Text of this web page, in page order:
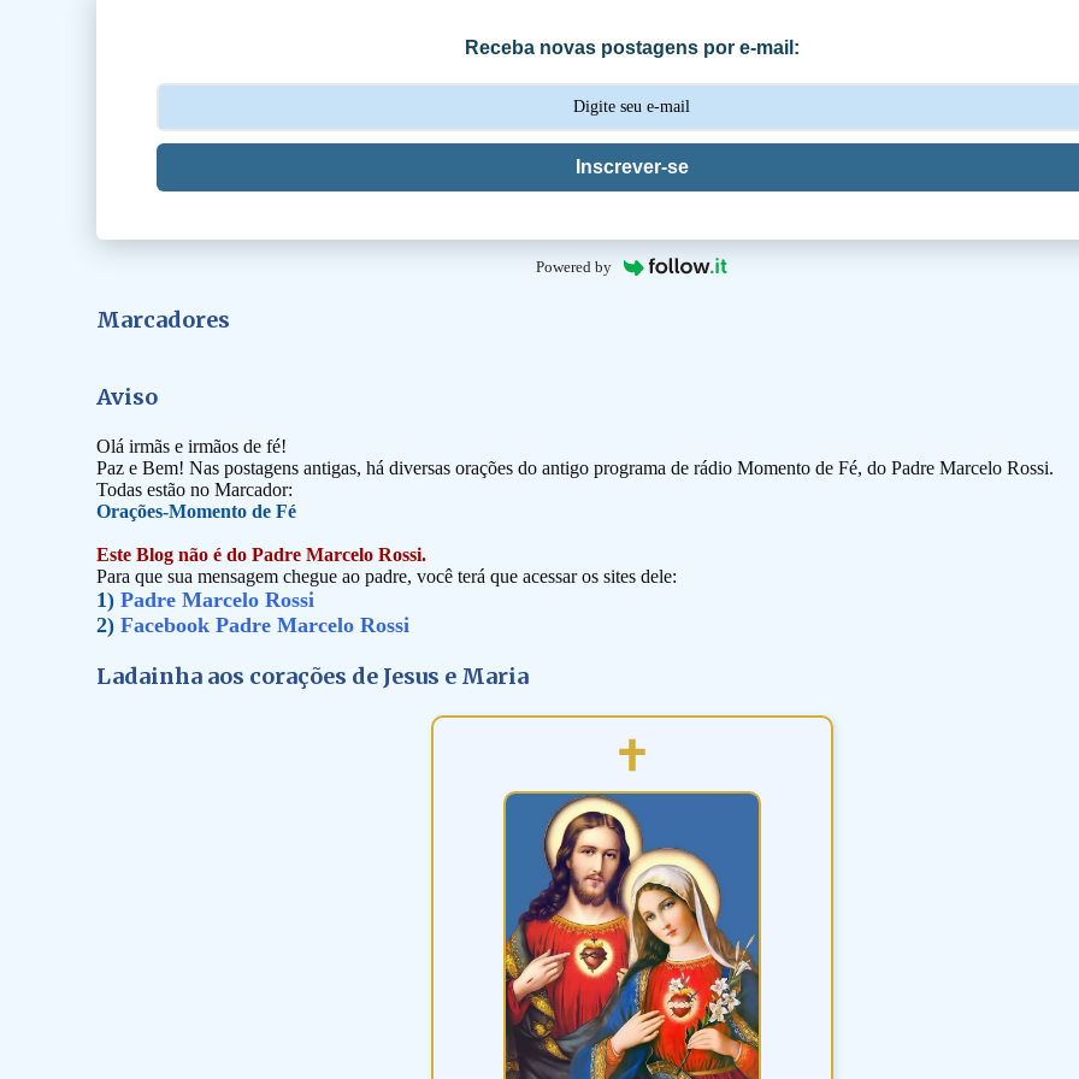
Receba novas postagens por e-mail:
Inscrever-se
Powered by
Marcadores
Aviso
Olá irmãs e irmãos de fé!
Paz e Bem! Nas postagens antigas, há diversas orações do antigo programa de rádio Momento de Fé, do Padre Marcelo Rossi.
Todas estão no Marcador:
Orações-Momento de Fé
Este Blog não é do Padre Marcelo Rossi.
Para que sua mensagem chegue ao padre, você terá que acessar os sites dele:
1) Padre Marcelo Rossi
2) Facebook Padre Marcelo Rossi
Ladainha aos corações de Jesus e Maria